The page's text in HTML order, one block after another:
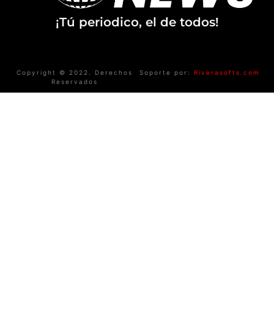
¡Tú periodico, el de todos!
Copyright © 2022. Derechos
Reservados
Soporte por: Riverasofts.com